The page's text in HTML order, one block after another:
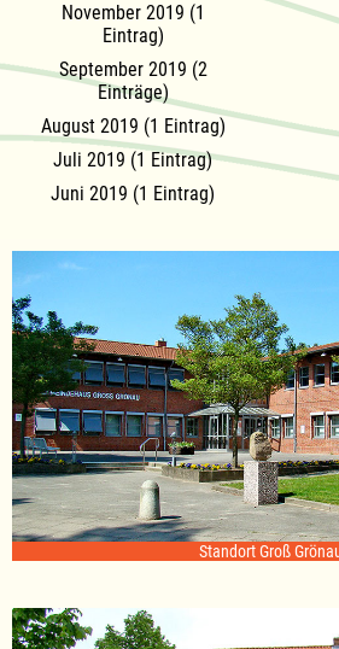
November 2019 (1
Eintrag)
September 2019 (2
Einträge)
August 2019 (1 Eintrag)
Juli 2019 (1 Eintrag)
Juni 2019 (1 Eintrag)
Standort Groß